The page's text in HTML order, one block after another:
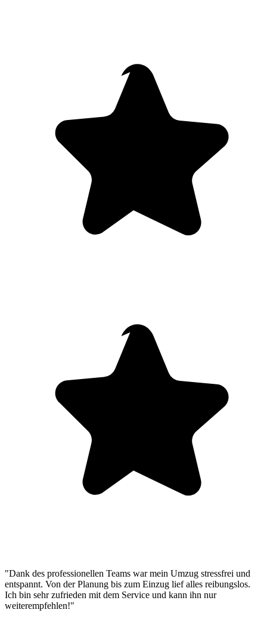
"Dank des professionellen Teams war mein Umzug stressfrei und
entspannt. Von der Planung bis zum Einzug lief alles reibungslos.
Ich bin sehr zufrieden mit dem Service und kann ihn nur
weiterempfehlen!"